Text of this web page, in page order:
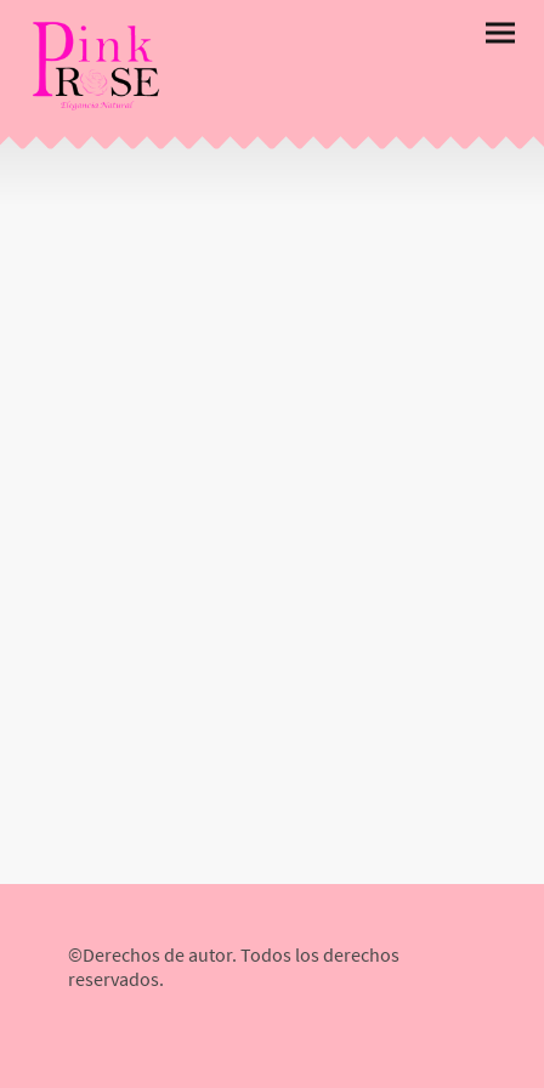
©Derechos de autor. Todos los derechos
reservados.